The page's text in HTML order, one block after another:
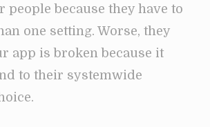
because they have to
one setting. Worse, they
app is broken because it
to their systemwide